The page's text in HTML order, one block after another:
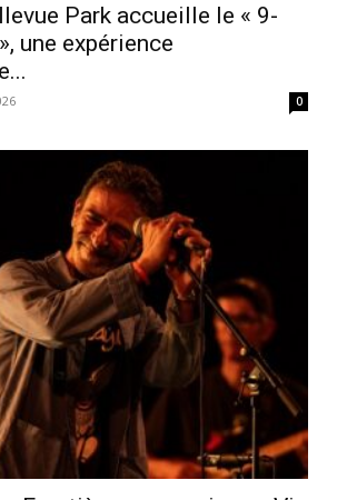
Park accueille le « 9-
une expérience
0